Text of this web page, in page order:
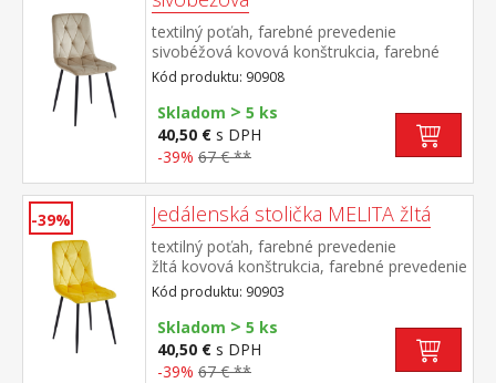
textilný poťah, farebné prevedenie
sivobéžová kovová konštrukcia, farebné
prevedenie čierna výška sedu 50
cm odporúčaná nosnosť do 120 kg
Kód produktu: 90908
Skladom > 5 ks
40,50 € s DPH
-39% 67 € **
-39% Jedálenská stolička MELITA žltá
textilný poťah, farebné prevedenie
žltá kovová konštrukcia, farebné prevedenie
čierna výška sedu 50 cm odporúčaná
nosnosť do 120 kg
Kód produktu: 90903
Skladom > 5 ks
40,50 € s DPH
-39% 67 € **